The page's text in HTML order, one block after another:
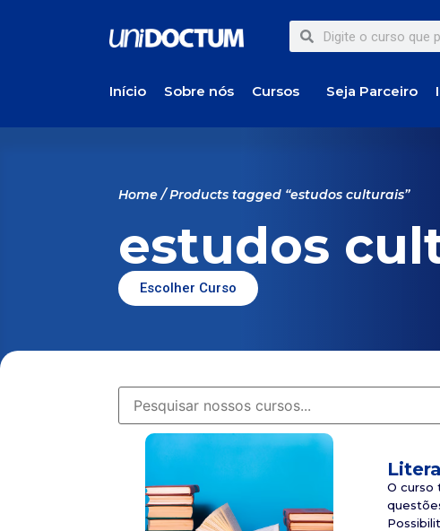
Início Sobre nós Cursos Seja Parceiro
Home/ Products tagged “estudos culturais”
estudos
Escolher Curso
O curso